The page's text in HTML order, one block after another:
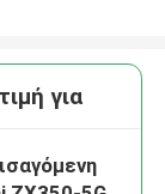
για